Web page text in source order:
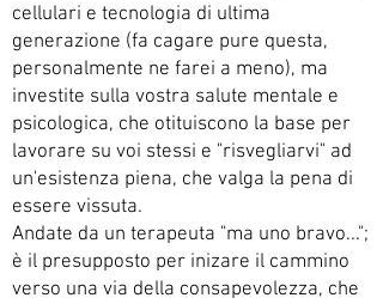
cellulari e tecnologia di ultima
generazione (fa cagare pure questa,
personalmente ne farei a meno), ma
investite sulla vostra salute mentale e
psicologica, che otituiscono la base per
lavorare su voi stessi e "risvegliarvi" ad
un'esistenza piena, che valga la pena di
essere vissuta.
Andate da un terapeuta "ma uno bravo...";
è il presupposto per inizare il cammino
verso una via della consapevolezza, che